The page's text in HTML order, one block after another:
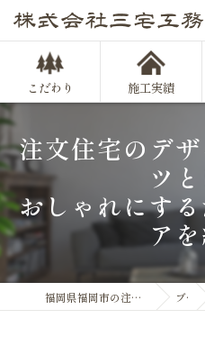
こだわり 施工実績
注文住宅のデ
ツ
おしゃれにす
ア
福岡県福岡市の注文住宅なら株式会社三宅工務店 ブログ